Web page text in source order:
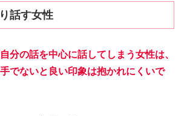
話す女性
分の話を中心に話してしまう女性は、
でないと良い印象は抱かれにくいで